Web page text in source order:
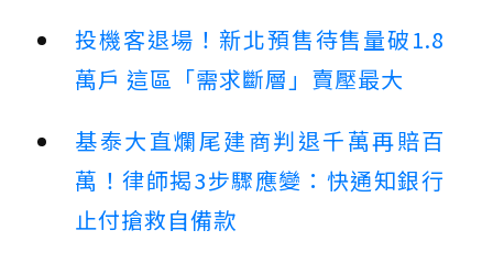
投機客退場！新北預售待售量破1.8
萬戶 這區「需求斷層」賣壓最大
基泰大直爛尾建商判退千萬再賠百
萬！律師揭3步驟應變：快通知銀行
止付搶救自備款